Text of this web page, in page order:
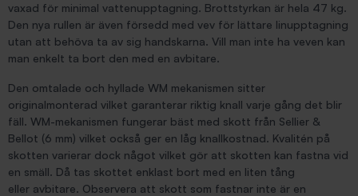
vaxad för minimal vattenupptagning. Brottstyrkan är hela 47 kg.
Den nya rullen är även försedd med vev för lättare linupptagning
utan att behöva ta av sig handskarna. Vill man inte ha veven kan
man enkelt ta bort den med en avbitare.
Den omtalade och hyllade WM mekanismen sitter
originalmonterad vilket garanterar riktig knall varje gång det blir
fäll. WM-mekanismen fungerar bäst med skott från Sellier &
Bellot (6 mm) vilket också ger en låg knallkostnad. Kvalitén på
skotten varierar dock något vilket gör att skotten kan fastna vid
en smäll. Då tas skottet enklast bort med en liten tång
eller avbitare. Observera att skott som fastnar inte är en